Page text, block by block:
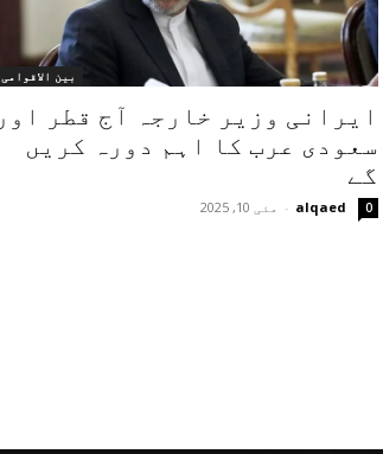
بین الاقوامی
ایرانی وزیر خارجہ آج قطر اور
سعودی عرب کا اہم دورہ کریں
گے
alqaed
- مئی 10, 2025 0